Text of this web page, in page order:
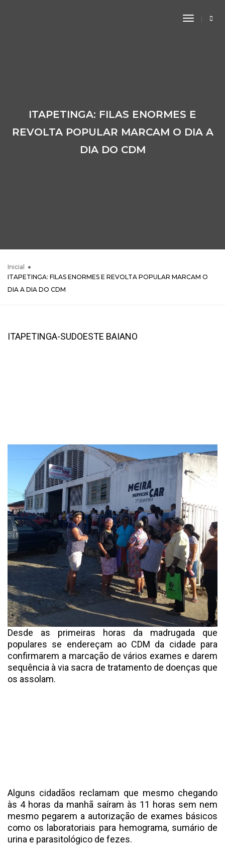
Toggle
ITAPETINGA: FILAS ENORMES E
REVOLTA POPULAR MARCAM O DIA A
DIA DO CDM
Inicial
ITAPETINGA: FILAS ENORMES E REVOLTA POPULAR MARCAM O
DIA A DIA DO CDM
ITAPETINGA-SUDOESTE BAIANO
Desde as primeiras horas da madrugada que
populares se endereçam ao CDM da cidade para
confirmarem a marcação de vários exames e darem
sequência à via sacra de tratamento de doenças que
os assolam.
Alguns cidadãos reclamam que mesmo chegando
às 4 horas da manhã saíram às 11 horas sem nem
mesmo pegarem a autorização de exames básicos
como os laboratoriais para hemograma, sumário de
urina e parasitológico de fezes.